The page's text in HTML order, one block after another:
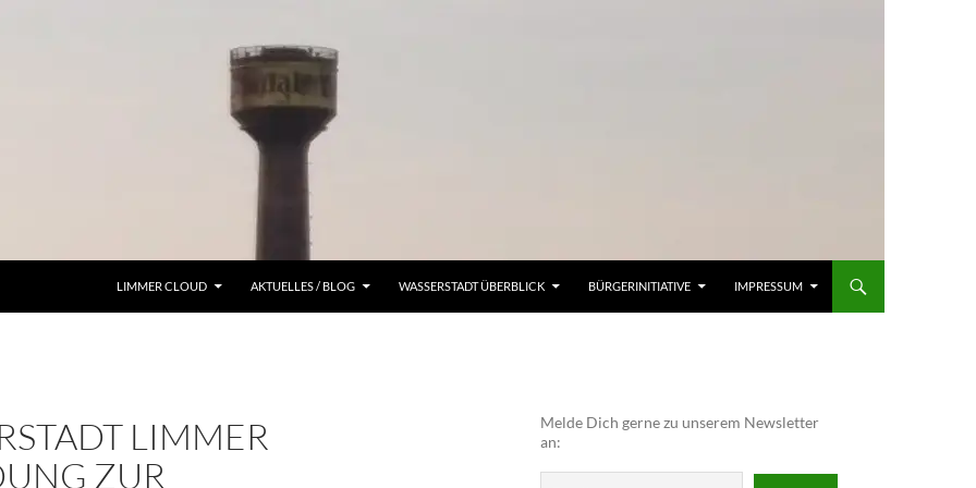
LIMMER CLOUD AKTUELLES / BLOG WASSERSTADT ÜBERBLICK BÜRGERINITIATIVE IMPRESSUM
LIMMER
ZUR
Melde Dich gerne zu unserem Newsletter
an: